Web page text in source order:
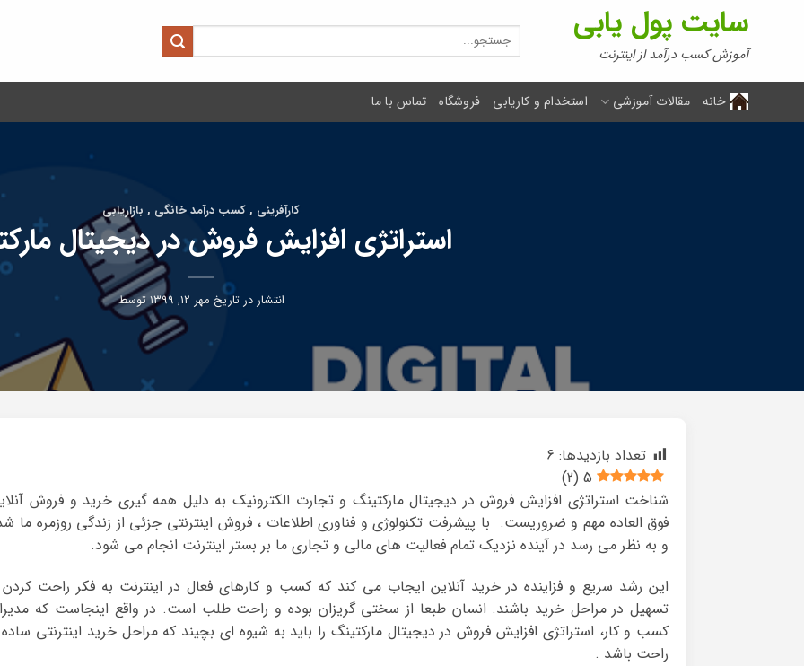
سایت پول یابی
آموزش کسب درآمد از اینترنت
جستجو
برای:
خانه مقالات آموزشی استخدام و کاریابی فروشگاه تماس با ما
کارآفرینی , کسب درآمد خانگی , بازاریابی
استراتژی افزایش فروش در دیجیتال
انتشار در تاریخ مهر ۱۲, ۱۳۹۹ توسط
تعداد بازدیدها: 6
5
(
2
)
شناخت استراتژی افزایش فروش در دیجیتال مارکتینگ و تجارت الکترونیک به دلیل همه گیری خرید و فروش
فوق العاده مهم و ضروریست. با پیشرفت تکنولوژی و فناوری اطلاعات ، فروش اینترنتی جزئی از زندگی روزمره ما
و به نظر می رسد در آینده نزدیک تمام فعالیت های مالی و تجاری ما بر بستر اینترنت انجام می شود.
این رشد سریع و فزاینده در خرید آنلاین ایجاب می کند که کسب و کارهای فعال در اینترنت به فکر راحت
تسهیل در مراحل خرید باشند. انسان طبعا از سختی گریزان بوده و راحت طلب است. در واقع اینجاست که
کسب و کار، استراتژی افزایش فروش در دیجیتال مارکتینگ را باید به شیوه ای بچیند که مراحل خرید اینترنتی
راحت باشد .